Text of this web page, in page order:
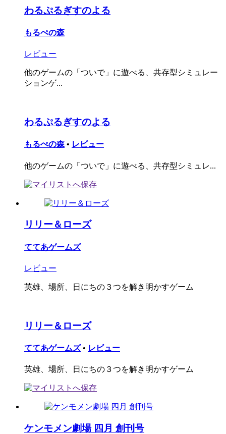
わるぷるぎすのよる
もるぺの森
レビュー
他のゲームの「ついで」に遊べる、共存型シミュレー
ションゲ...
わるぷるぎすのよる
もるぺの森 • レビュー
他のゲームの「ついで」に遊べる、共存型シミュレ...
リリー＆ローズ
ててあゲームズ
レビュー
英雄、場所、日にちの３つを解き明かすゲーム
リリー＆ローズ
ててあゲームズ • レビュー
英雄、場所、日にちの３つを解き明かすゲーム
ケンモメン劇場 四月 創刊号